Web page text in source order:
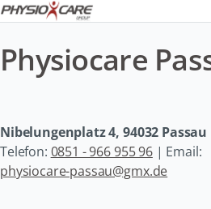
Physiocare
Nibelungenplatz 4, 94032 Passau
Telefon: 0851 - 966 955 96| Email:
physiocare-passau@gmx.de